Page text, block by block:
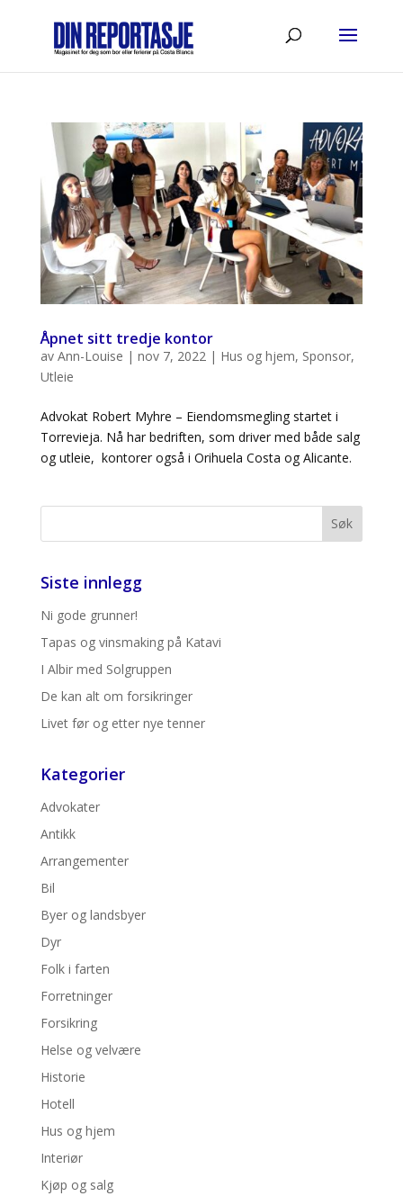
Åpnet sitt tredje kontor
av Ann-Louise | nov 7, 2022 | Hus og hjem, Sponsor,
Utleie
Advokat Robert Myhre – Eiendomsmegling startet i
Torrevieja. Nå har bedriften, som driver med både salg
og utleie, kontorer også i Orihuela Costa og Alicante.
Siste innlegg
Ni gode grunner!
Tapas og vinsmaking på Katavi
I Albir med Solgruppen
De kan alt om forsikringer
Livet før og etter nye tenner
Kategorier
Advokater
Antikk
Arrangementer
Bil
Byer og landsbyer
Dyr
Folk i farten
Forretninger
Forsikring
Helse og velvære
Historie
Hotell
Hus og hjem
Interiør
Kjøp og salg